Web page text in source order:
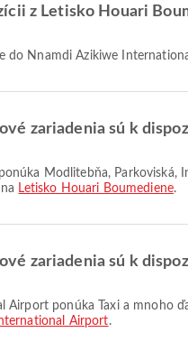
z Letisko Houari
do Nnamdi Azikiwe
zariadenia sú k
Letisko Houari Boumediene.
zariadenia sú k
Airport.